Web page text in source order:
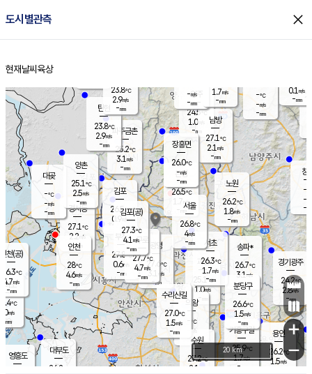
도시별관측 close
홈
현재날씨 육상
의도
℃
m/s
mm
영흥도
양주
24.5℃
1.0
-mm
과천
25.1℃
1.0m/s
- mm
용인
26.2℃
1.5m/s
경기광주
24.2℃
2.8m/s
-mm
대부도
26.2
경서동
27.1℃
2.2 m/s
-mm
파주금촌
25.2℃
3.1 m/s
-mm
-℃
-m/s
-mm
대곶
-℃
-m/s
-mm
창
-
-m/
-
탄현
23.8℃
2.9m/s
-mm
0.1 m/s
-mm
의왕
- ℃
m/s
mm
김포
26.5℃
0.9 m/s
mm
광명
27.6 ℃
3.1 m/s
-mm
부천
27.8℃
0.6m/s
-mm
양촌
25.1℃
2.5m/s
-mm
구로
27.7℃
4.7m/s
-mm
은평
26.5℃
1.7 m/s
- mm
노원
26.2℃
1.8m/s
-mm
송파*
26.7℃
3.1 m/s
-mm
서초
26.3℃
1.7m/s
-mm
남방
27.1℃
2.1 m/s
-mm
기흥구갈
25.9℃
1.7m/s
-
수리산길
27.0℃
1.5m/s
-mm
분당구
26.6℃
1.5m/s
-mm
장흥면
26.0℃
-m/s
-mm
-m/s
-mm
인천(공)
26.3℃
4.7m/s
-mm
김포(공)
27.3℃
4.1 m/s
-mm
수원
27.2℃
2.1 m/s
인천
28℃
4.6m/s
-mm
서울
26.8℃
4m/s
-mm
23.8℃
2.9m/s
-mm
1.7m/s
-mm
+
−
20 km